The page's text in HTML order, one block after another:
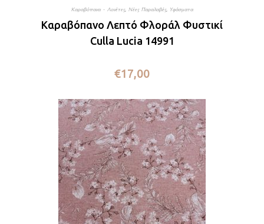
Καραβόπανα - Λονέτες, Νέες Παραλαβές, Υφάσματα
Καραβόπανο Λεπτό Φλοράλ Φυστικί
Culla Lucia 14991
€17,00